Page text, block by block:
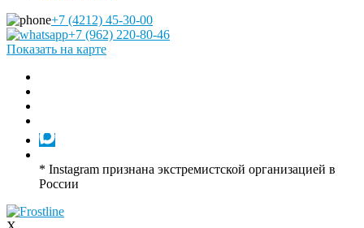
+7 (4212) 45-30-00
+7 (962) 220-80-46
Показать на карте
* Instagram признана экстремистской организацией в
России